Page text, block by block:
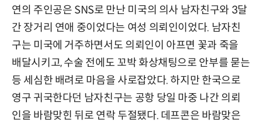
연의 주인공은 SNS로 만난 미국의 의사 남자친구와 3달
간 장거리 연애 중이었다는 여성 의뢰인이었다. 남자친
구는 미국에 거주하면서도 의뢰인이 아프면 꽃과 죽을
배달시키고, 수술 전에도 꼬박 화상채팅으로 안부를 묻는
등 세심한 배려로 마음을 사로잡았다. 하지만 한국으로
영구 귀국한다던 남자친구는 공항 당일 마중 나간 의뢰
인을 바람맞힌 뒤로 연락 두절됐다. 데프콘은 바람맞은